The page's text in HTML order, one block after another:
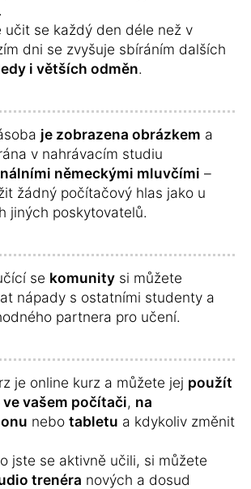
.
učit se každý den déle než v
dni se zvyšuje sbíráním dalších
i větších odměn.
je zobrazena obrázkem a
v nahrávacím studiu
německými mluvčími –
žádný počítačový hlas jako u
jiných poskytovatelů.
se komunity si můžete
nápady s ostatními studenty a
partnera pro učení.
je online kurz a můžete jej použít
vašem počítači, na
nebo tabletu a kdykoliv změnit
jste se aktivně učili, si můžete
trenéra nových a dosud